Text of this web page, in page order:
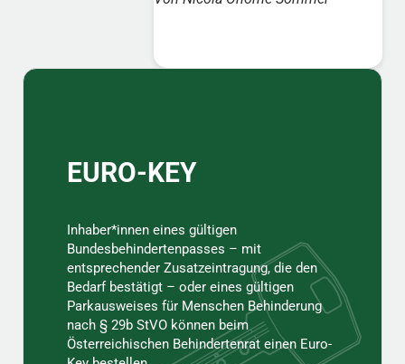
Sidebar
EURO-KEY
Inhaber*innen eines gültigen
Bundesbehindertenpasses – mit
entsprechender Zusatzeintragung, die den
Bedarf bestätigt – oder eines gültigen
Parkausweises für Menschen Behinderung
nach § 29b StVO können beim
Österreichischen Behindertenrat einen Euro-